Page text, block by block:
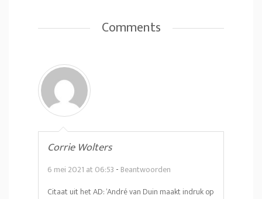
Comments
Corrie Wolters
6 mei 2021 at 06:53 - Beantwoorden
Citaat uit het AD: ‘André van Duin maakt indruk op